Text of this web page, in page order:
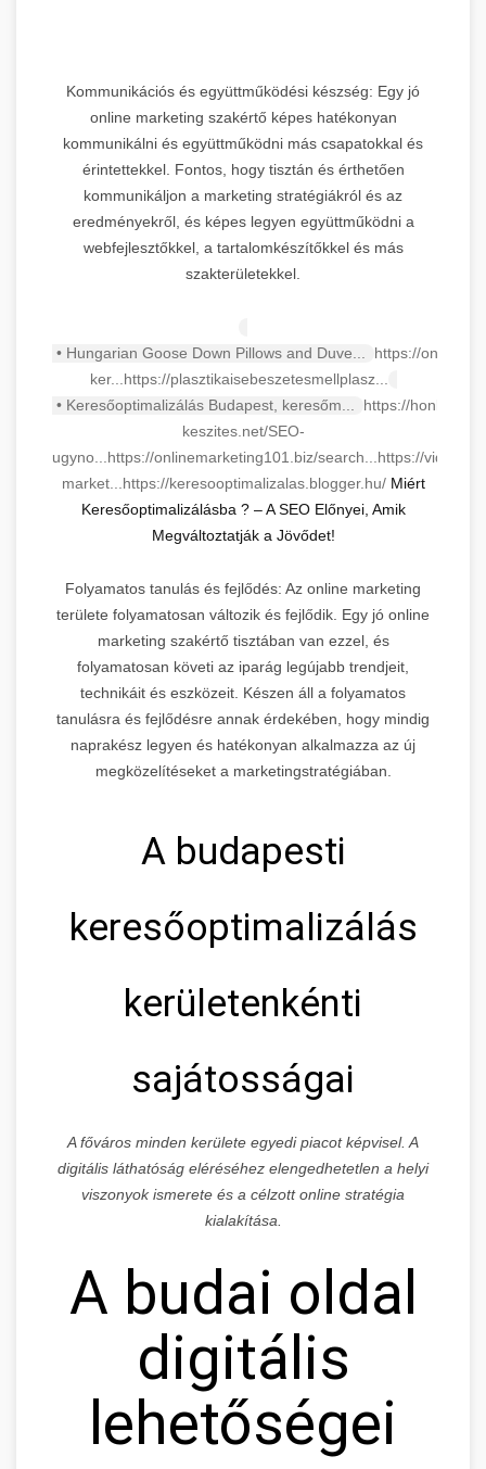
Kommunikációs és együttműködési készség: Egy jó
online marketing szakértő képes hatékonyan
kommunikálni és együttműködni más csapatokkal és
érintettekkel. Fontos, hogy tisztán és érthetően
kommunikáljon a marketing stratégiákról és az
eredményekről, és képes legyen együttműködni a
webfejlesztőkkel, a tartalomkészítőkkel és más
szakterületekkel.
• Hungarian Goose Down Pillows and Duve... https://
ker... https://plasztikaisebeszetesmellplasz...
• Keresőoptimalizálás Budapest, keresőm... https://honlap-
keszites.net/SEO-
ugyno... https://onlinemarketing101.biz/search... https://
market... https://keresooptimalizalas.blogger.hu/Miért
Keresőoptimalizálásba ? – A SEO Előnyei, Amik
Megváltoztatják a Jövődet!
Folyamatos tanulás és fejlődés: Az online marketing
területe folyamatosan változik és fejlődik. Egy jó online
marketing szakértő tisztában van ezzel, és
folyamatosan követi az iparág legújabb trendjeit,
technikáit és eszközeit. Készen áll a folyamatos
tanulásra és fejlődésre annak érdekében, hogy mindig
naprakész legyen és hatékonyan alkalmazza az új
megközelítéseket a marketingstratégiában.
A budapesti
keresőoptimalizálás
kerületenkénti
sajátosságai
A főváros minden kerülete egyedi piacot képvisel. A
digitális láthatóság eléréséhez elengedhetetlen a helyi
viszonyok ismerete és a célzott online stratégia
kialakítása.
A budai oldal
digitális
lehetőségei